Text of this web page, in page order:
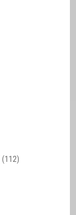
(112)